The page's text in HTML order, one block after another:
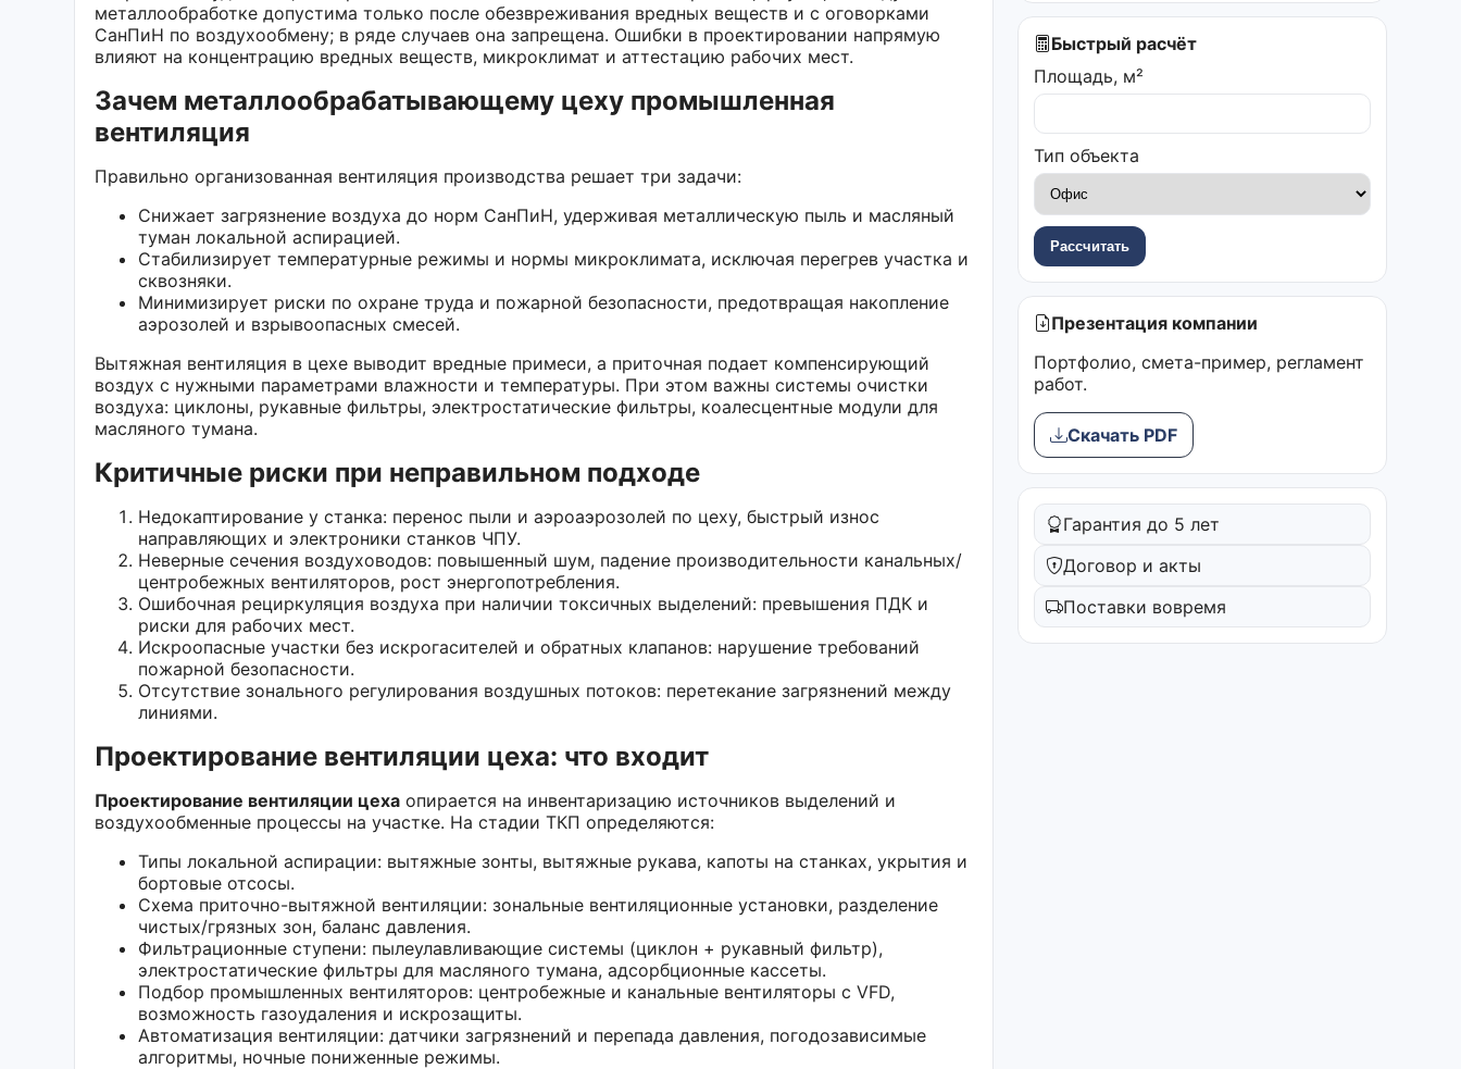
металлообработке допустима только после обезвреживания вредных веществ и с оговорками
СанПиН по воздухообмену; в ряде случаев она запрещена. Ошибки в проектировании напрямую
влияют на концентрацию вредных веществ, микроклимат и аттестацию рабочих мест.
Зачем металлообрабатывающему цеху промышленная
вентиляция
Правильно организованная вентиляция производства решает три задачи:
Снижает загрязнение воздуха до норм СанПиН, удерживая металлическую пыль и масляный
туман локальной аспирацией.
Стабилизирует температурные режимы и нормы микроклимата, исключая перегрев участка и
сквозняки.
Минимизирует риски по охране труда и пожарной безопасности, предотвращая накопление
аэрозолей и взрывоопасных смесей.
Вытяжная вентиляция в цехе выводит вредные примеси, а приточная подает компенсирующий
воздух с нужными параметрами влажности и температуры. При этом важны системы очистки
воздуха: циклоны, рукавные фильтры, электростатические фильтры, коалесцентные модули для
масляного тумана.
Критичные риски при неправильном подходе
Недокаптирование у станка: перенос пыли и аэроаэрозолей по цеху, быстрый износ
направляющих и электроники станков ЧПУ.
Неверные сечения воздуховодов: повышенный шум, падение производительности канальных/
центробежных вентиляторов, рост энергопотребления.
Ошибочная рециркуляция воздуха при наличии токсичных выделений: превышения ПДК и
риски для рабочих мест.
Искроопасные участки без искрогасителей и обратных клапанов: нарушение требований
пожарной безопасности.
Отсутствие зонального регулирования воздушных потоков: перетекание загрязнений между
линиями.
Проектирование вентиляции цеха: что входит
Проектирование вентиляции цеха опирается на инвентаризацию источников выделений и
воздухообменные процессы на участке. На стадии ТКП определяются:
Типы локальной аспирации: вытяжные зонты, вытяжные рукава, капоты на станках, укрытия и
бортовые отсосы.
Схема приточно-вытяжной вентиляции: зональные вентиляционные установки, разделение
чистых/грязных зон, баланс давления.
Фильтрационные ступени: пылеулавливающие системы (циклон + рукавный фильтр),
электростатические фильтры для масляного тумана, адсорбционные кассеты.
Подбор промышленных вентиляторов: центробежные и канальные вентиляторы с VFD,
возможность газоудаления и искрозащиты.
Автоматизация вентиляции: датчики загрязнений и перепада давления, погодозависимые
алгоритмы, ночные пониженные режимы.
Быстрый расчёт
Площадь, м²
Тип объекта
Рассчитать
Презентация компании
Портфолио, смета-пример, регламент
работ.
Скачать PDF
Гарантия до 5 лет
Договор и акты
Поставки вовремя